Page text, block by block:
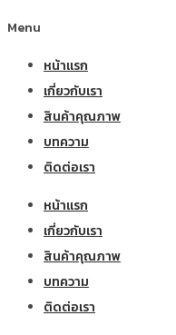
Menu
หน้าแรก
เกี่ยวกับเรา
สินค้าคุณภาพ
บทความ
ติดต่อเรา
หน้าแรก
เกี่ยวกับเรา
สินค้าคุณภาพ
บทความ
ติดต่อเรา